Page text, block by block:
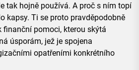
tak hojně používá. A proč s ním topí
kapsy. Ti se proto pravděpodobně
finanční pomoci, kterou skýtá
úsporám, jež je spojena
opatřeními konkrétního